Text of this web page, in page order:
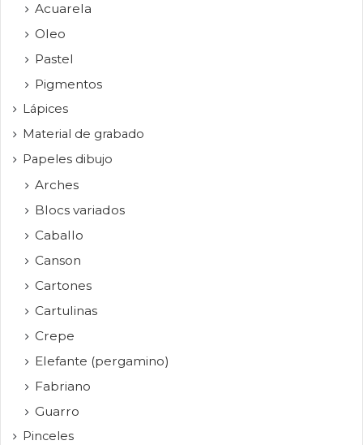
Acuarela
Oleo
Pastel
Pigmentos
Lápices
Material de grabado
Papeles dibujo
Arches
Blocs variados
Caballo
Canson
Cartones
Cartulinas
Crepe
Elefante (pergamino)
Fabriano
Guarro
Pinceles